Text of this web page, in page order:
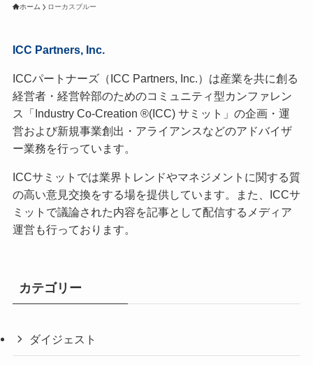
ホーム ローカスブルー
ICC Partners, Inc.
ICCパートナーズ（ICC Partners, Inc.）は産業を共に創る
経営者・経営幹部のためのコミュニティ型カンファレン
ス「Industry Co-Creation ®(ICC) サミット」の企画・運
営および新規事業創出・アライアンスなどのアドバイザ
ー業務を行っています。
ICCサミットでは業界トレンドやマネジメントに関する質
の高い意見交換をする場を提供しています。また、ICCサ
ミットで議論された内容を記事として配信するメディア
運営も行っております。
カテゴリー
ダイジェスト